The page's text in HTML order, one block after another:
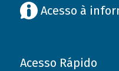
Acesso à
Acesso Rápido